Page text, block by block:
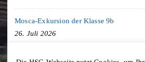
Mosca-Exkursion der Klasse 9b
26. Juli 2026
Freiburg-Exkursion des Geschichte LK